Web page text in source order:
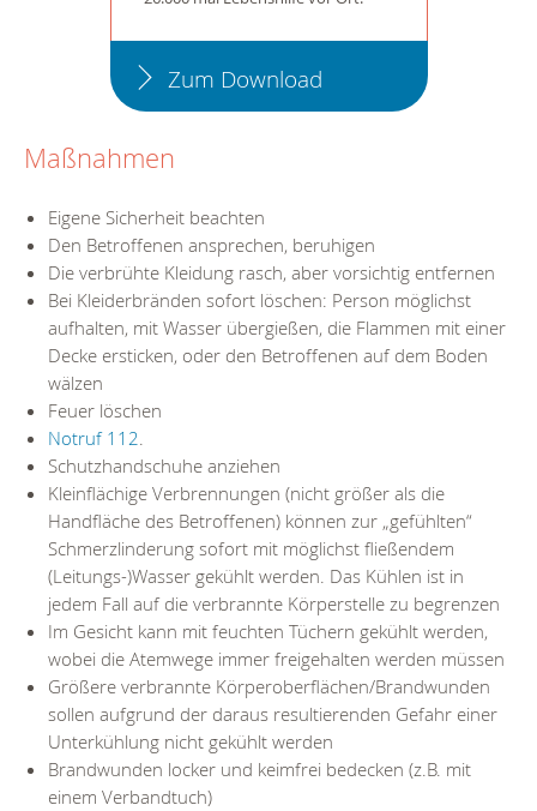
Zum Download
Maßnahmen
Eigene Sicherheit beachten
Den Betroffenen ansprechen, beruhigen
Die verbrühte Kleidung rasch, aber vorsichtig entfernen
Bei Kleiderbränden sofort löschen: Person möglichst
aufhalten, mit Wasser übergießen, die Flammen mit einer
Decke ersticken, oder den Betroffenen auf dem Boden
wälzen
Feuer löschen
Notruf 112.
Schutzhandschuhe anziehen
Kleinflächige Verbrennungen (nicht größer als die
Handfläche des Betroffenen) können zur „gefühlten“
Schmerzlinderung sofort mit möglichst fließendem
(Leitungs-)Wasser gekühlt werden. Das Kühlen ist in
jedem Fall auf die verbrannte Körperstelle zu begrenzen
Im Gesicht kann mit feuchten Tüchern gekühlt werden,
wobei die Atemwege immer freigehalten werden müssen
Größere verbrannte Körperoberflächen/Brandwunden
sollen aufgrund der daraus resultierenden Gefahr einer
Unterkühlung nicht gekühlt werden
Brandwunden locker und keimfrei bedecken (z.B. mit
einem Verbandtuch)